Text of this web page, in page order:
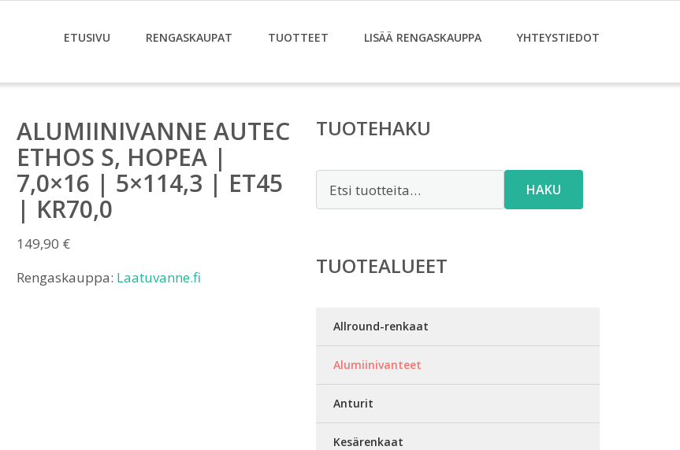
ETUSIVU RENGASKAUPAT TUOTTEET LISÄÄ RENGASKAUPPA YHTEYSTIEDOT
ALUMIINIVANNE AUTEC
ETHOS S, HOPEA |
7,0×16 | 5×114,3 | ET45
| KR70,0
149,90 €
Rengaskauppa: Laatuvanne.fi
TUOTEHAKU
HAKU
TUOTEALUEET
Allround-renkaat
Alumiinivanteet
Anturit
Kesärenkaat